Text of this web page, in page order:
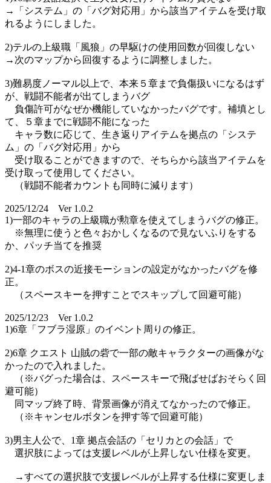
→「システム」の「バグ対応用」から該当アイテムを受け取
れるようにしました。
2)テルの上級職「風狼」の早駆けの使用回数が回復しない
→次のマップから回復するように調整しました。
3)難易度ノーマル以上で、本来５章まで負傷扱いになるはず
が、戦闘不能者が出てしまうバグ
負傷許可がなぜか機能していなかったバグです。補填とし
て、５章までに戦闘不能になった
キャラ数に応じて、生き返りアイテムを拠点の「システ
ム」の「バグ対応用」から
受け取ることができますので、そちらから該当アイテムを
受け取って使用してください。
（戦闘不能者カウントも同時に減ります）
2025/12/24 Ver 1.0.2
1)一部のキャラの上級職が勲章を使えてしまうバグの修正。
※無理に使うと色々おかしくなるので見ないふりをする
か、パッチ当てを推奨
2)4-1章のボスの近接モーションの設定がなかったバグを修
正。
（スペースキーを押すことでスキップして回避可能）
2025/12/23 Ver 1.0.2
1)6章「フブラ湿原」のイベント周りの修正。
2)6章 クエスト 山賊の砦で一部の敵キャラクターの画像がな
かったので入れました。
（※バグった場合は、スペースキーで飛ばせばおそらく回
避可能）
同マップ終了時、背景画像が消えてなかったので修正。
（※キャンセルボタンを押す等で回避可能）
3)男主人公で、1章 拠点会話の「セリカとの会話」で
選択肢によっては支援レベルが上昇しない仕様を変更。
→すべての選択肢で支援レベルが上昇する仕様に変更しま